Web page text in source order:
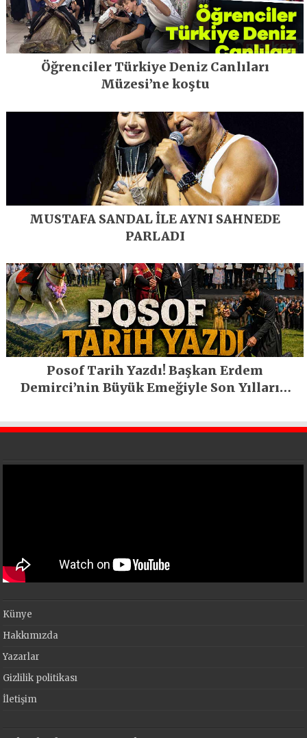
Öğrenciler Türkiye Deniz Canlıları
Müzesi’ne koştu
MUSTAFA SANDAL İLE AYNI SAHNEDE
PARLADI
Posof Tarih Yazdı! Başkan Erdem
Demirci’nin Büyük Emeğiyle Son Yılların
Künye
Hakkımızda
Yazarlar
Gizlilik politikası
İletişim